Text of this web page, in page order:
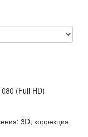
(Full HD)
3D, коррекция